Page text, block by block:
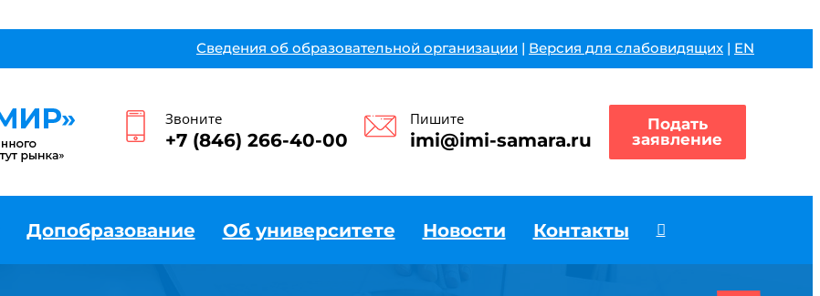
Сведения об образовательной организации | Версия для слабовидящих | EN
Звоните
+7 (846) 266-40-00
Пишите
imi@imi-samara.ru
Подать
заявление
Допобразование Об университете Новости Контакты